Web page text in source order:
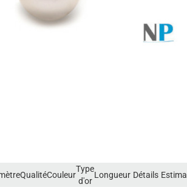
QualitéCouleur
Type
d'or
Longueur Détails